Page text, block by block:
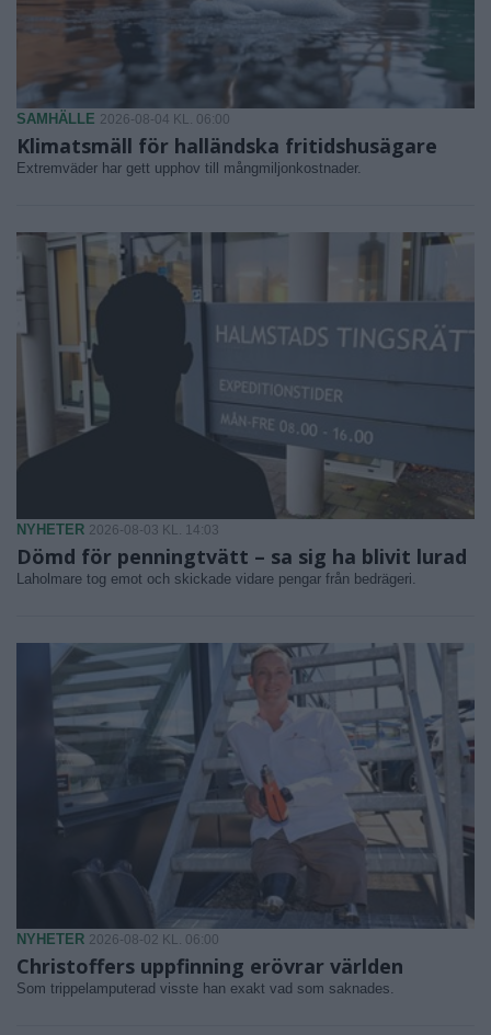
SAMHÄLLE 2026-08-04 KL. 06:00
Klimatsmäll för halländska fritidshusägare
Extremväder har gett upphov till mångmiljonkostnader.
NYHETER 2026-08-03 KL. 14:03
Dömd för penningtvätt – sa sig ha blivit lurad
Laholmare tog emot och skickade vidare pengar från bedrägeri.
NYHETER 2026-08-02 KL. 06:00
Christoffers uppfinning erövrar världen
Som trippelamputerad visste han exakt vad som saknades.